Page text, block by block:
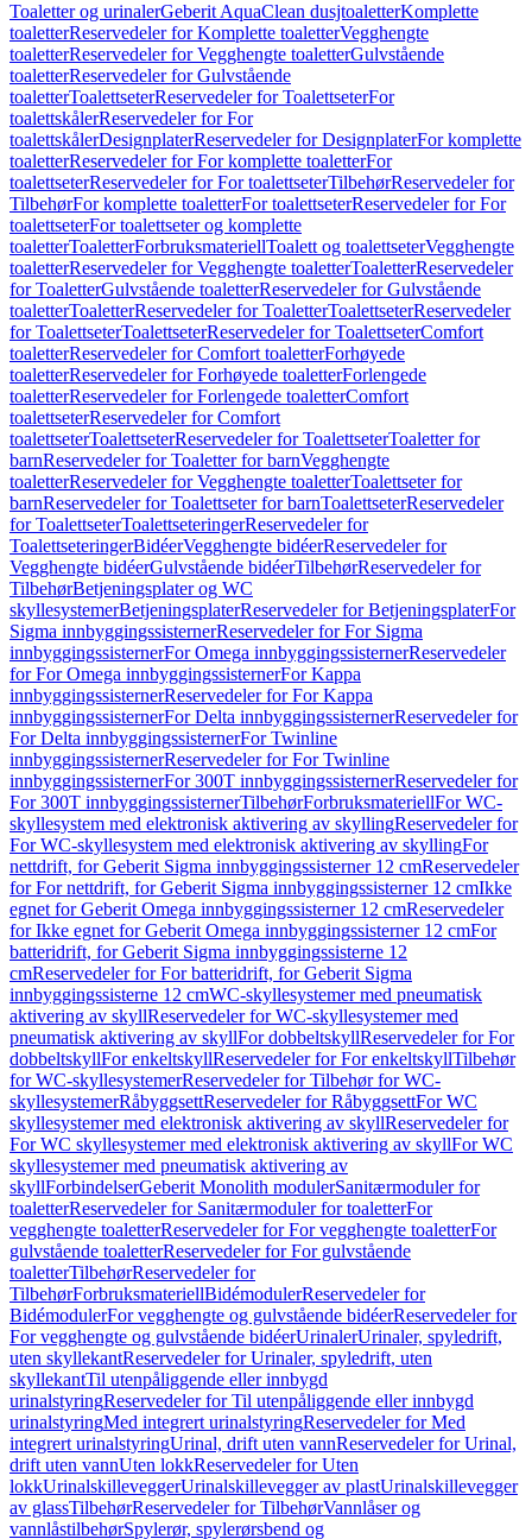
Toaletter og urinalerGeberit AquaClean dusjtoaletterKomplette
toaletterReservedeler for Komplette toaletterVegghengte
toaletterReservedeler for Vegghengte toaletterGulvstående
toaletterReservedeler for Gulvstående
toaletterToalettseterReservedeler for ToalettseterFor
toalettskålerReservedeler for For
toalettskålerDesignplaterReservedeler for DesignplaterFor komplette
toaletterReservedeler for For komplette toaletterFor
toalettseterReservedeler for For toalettseterTilbehørReservedeler for
TilbehørFor komplette toaletterFor toalettseterReservedeler for For
toalettseterFor toalettseter og komplette
toaletterToaletterForbruksmateriellToalett og toalettseterVegghengte
toaletterReservedeler for Vegghengte toaletterToaletterReservedeler
for ToaletterGulvstående toaletterReservedeler for Gulvstående
toaletterToaletterReservedeler for ToaletterToalettseterReservedeler
for ToalettseterToalettseterReservedeler for ToalettseterComfort
toaletterReservedeler for Comfort toaletterForhøyede
toaletterReservedeler for Forhøyede toaletterForlengede
toaletterReservedeler for Forlengede toaletterComfort
toalettseterReservedeler for Comfort
toalettseterToalettseterReservedeler for ToalettseterToaletter for
barnReservedeler for Toaletter for barnVegghengte
toaletterReservedeler for Vegghengte toaletterToalettseter for
barnReservedeler for Toalettseter for barnToalettseterReservedeler
for ToalettseterToalettseteringerReservedeler for
ToalettseteringerBidéerVegghengte bidéerReservedeler for
Vegghengte bidéerGulvstående bidéerTilbehørReservedeler for
TilbehørBetjeningsplater og WC
skyllesystemerBetjeningsplaterReservedeler for BetjeningsplaterFor
Sigma innbyggingssisternerReservedeler for For Sigma
innbyggingssisternerFor Omega innbyggingssisternerReservedeler
for For Omega innbyggingssisternerFor Kappa
innbyggingssisternerReservedeler for For Kappa
innbyggingssisternerFor Delta innbyggingssisternerReservedeler for
For Delta innbyggingssisternerFor Twinline
innbyggingssisternerReservedeler for For Twinline
innbyggingssisternerFor 300T innbyggingssisternerReservedeler for
For 300T innbyggingssisternerTilbehørForbruksmateriellFor WC-
skyllesystem med elektronisk aktivering av skyllingReservedeler for
For WC-skyllesystem med elektronisk aktivering av skyllingFor
nettdrift, for Geberit Sigma innbyggingssisterner 12 cmReservedeler
for For nettdrift, for Geberit Sigma innbyggingssisterner 12 cmIkke
egnet for Geberit Omega innbyggingssisterner 12 cmReservedeler
for Ikke egnet for Geberit Omega innbyggingssisterner 12 cmFor
batteridrift, for Geberit Sigma innbyggingssisterne 12
cmReservedeler for For batteridrift, for Geberit Sigma
innbyggingssisterne 12 cmWC-skyllesystemer med pneumatisk
aktivering av skyllReservedeler for WC-skyllesystemer med
pneumatisk aktivering av skyllFor dobbeltskyllReservedeler for For
dobbeltskyllFor enkeltskyllReservedeler for For enkeltskyllTilbehør
for WC-skyllesystemerReservedeler for Tilbehør for WC-
skyllesystemerRåbyggsettReservedeler for RåbyggsettFor WC
skyllesystemer med elektronisk aktivering av skyllReservedeler for
For WC skyllesystemer med elektronisk aktivering av skyllFor WC
skyllesystemer med pneumatisk aktivering av
skyllForbindelserGeberit Monolith modulerSanitærmoduler for
toaletterReservedeler for Sanitærmoduler for toaletterFor
vegghengte toaletterReservedeler for For vegghengte toaletterFor
gulvstående toaletterReservedeler for For gulvstående
toaletterTilbehørReservedeler for
TilbehørForbruksmateriellBidémodulerReservedeler for
BidémodulerFor vegghengte og gulvstående bidéerReservedeler for
For vegghengte og gulvstående bidéerUrinalerUrinaler, spyledrift,
uten skyllekantReservedeler for Urinaler, spyledrift, uten
skyllekantTil utenpåliggende eller innbygd
urinalstyringReservedeler for Til utenpåliggende eller innbygd
urinalstyringMed integrert urinalstyringReservedeler for Med
integrert urinalstyringUrinal, drift uten vannReservedeler for Urinal,
drift uten vannUten lokkReservedeler for Uten
lokkUrinalskilleveggerUrinalskillevegger av plastUrinalskillevegger
av glassTilbehørReservedeler for TilbehørVannlåser og
vannlåstilbehørSpylerør, spylerørsbend og